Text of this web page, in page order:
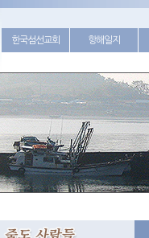
한국섬선교회 항해일지